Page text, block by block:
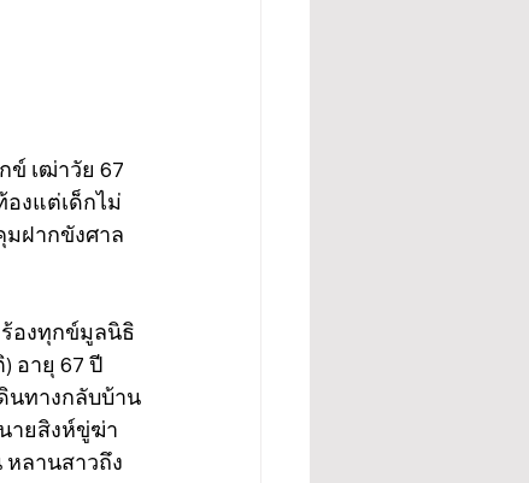
ข์ เฒ่าวัย 67
องแต่เด็กไม่
ฝากขังศาล
ร้องทุกข์มูลนิธิ
อายุ 67 ปี
นทางกลับบ้าน
ายสิงห์ขู่ฆ่า
หลานสาวถึง